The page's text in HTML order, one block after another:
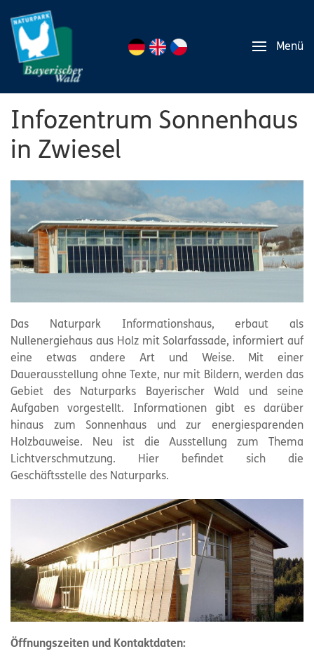
Menü
Infozentrum Sonnenhaus
in Zwiesel
Das Naturpark Informationshaus, erbaut als
Nullenergiehaus aus Holz mit Solarfassade, informiert auf
eine etwas andere Art und Weise. Mit einer
Dauerausstellung ohne Texte, nur mit Bildern, werden das
Gebiet des Naturparks Bayerischer Wald und seine
Aufgaben vorgestellt. Informationen gibt es darüber
hinaus zum Sonnenhaus und zur energiesparenden
Holzbauweise. Neu ist die Ausstellung zum Thema
Lichtverschmutzung. Hier befindet sich die
Geschäftsstelle des Naturparks.
Öffnungszeiten und Kontaktdaten: